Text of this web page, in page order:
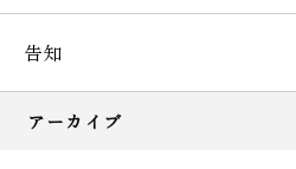
告知
アーカイブ